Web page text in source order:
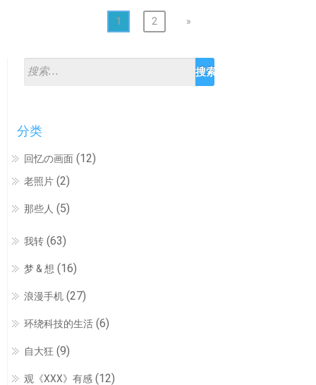
1 2 »
分类
回忆の画面 (12)
老照片 (2)
那些人 (5)
我转 (63)
梦 & 想 (16)
浪漫手机 (27)
环绕科技的生活 (6)
自大狂 (9)
观《XXX》有感 (12)